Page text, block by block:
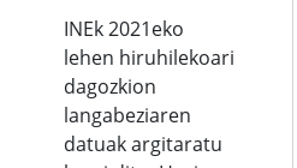
INEk 2021eko
lehen hiruhilekoari
dagozkion
langabeziaren
datuak argitaratu